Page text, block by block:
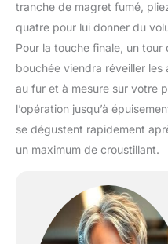
tranche de magret fumé,
quatre pour lui donner du
Pour la touche finale, un
bouchée viendra réveiller les
au fur et à mesure sur votre
l’opération jusqu’à
se dégustent rapidement
un maximum de croustillant.